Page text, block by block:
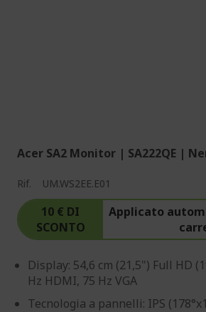
Acer SA2 Monitor | SA222QE |
Rif. UM.WS2EE.E01
10 € DI
SCONTO
Applicato
Display: 54,6 cm (21,5") Full HD
Hz HDMI, 75 Hz VGA
Tecnologia a pannelli: IPS